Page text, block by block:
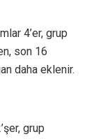
4’er, grup
son 16
daha eklenir.
grup